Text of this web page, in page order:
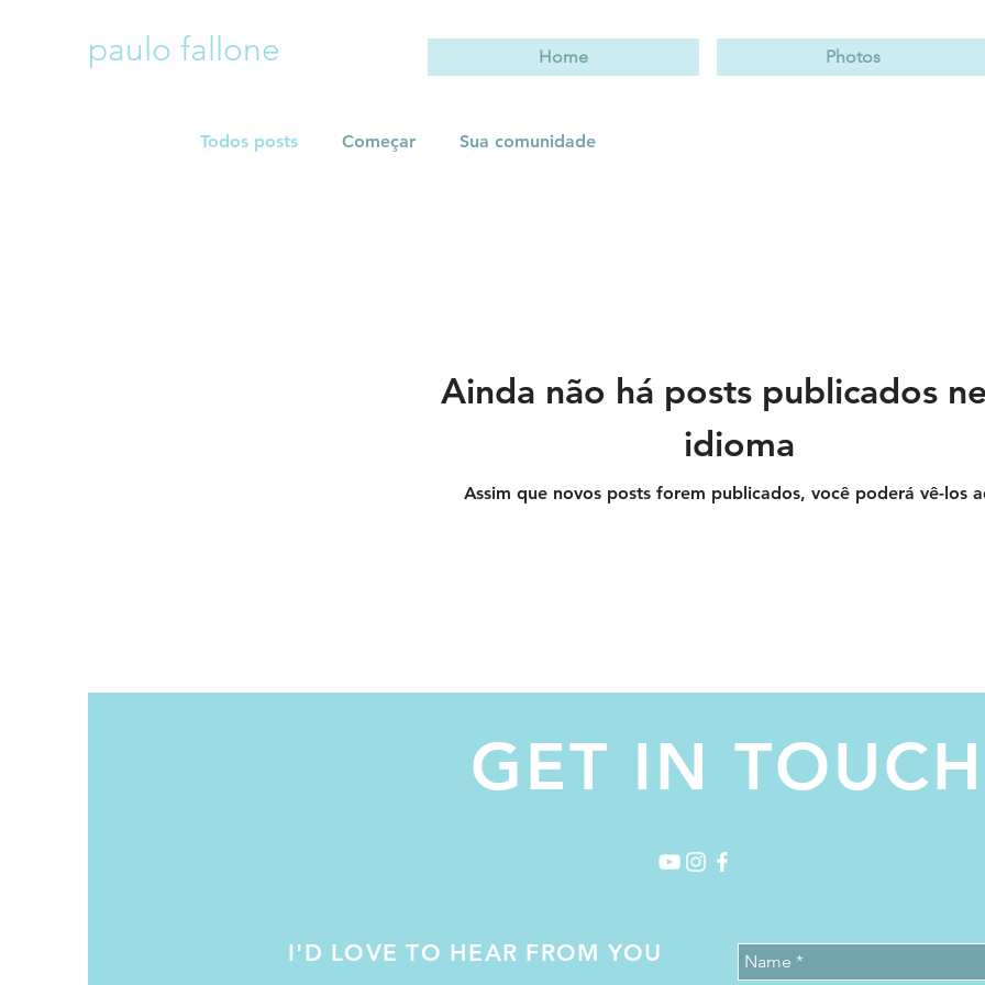
paulo fallone Home Photos
Todos posts Começar Sua comunidade
Ainda não há posts publicados
idioma
Assim que novos posts forem publicados, você poderá vê-los
GET IN TOUCH
I'D LOVE TO HEAR FROM YOU